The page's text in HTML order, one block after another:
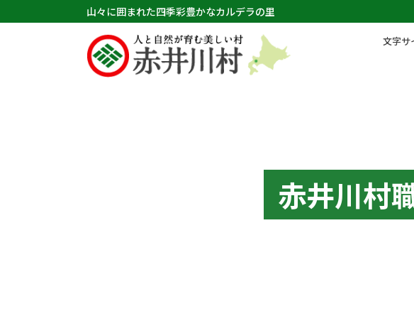
山々に囲まれた四季彩豊かなカルデラの里
文字サ
赤井川村